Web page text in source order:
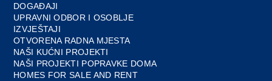
DOGAĐAJI
UPRAVNI ODBOR I OSOBLJE
IZVJEŠTAJI
OTVORENA RADNA MJESTA
NAŠI KUĆNI PROJEKTI
NAŠI PROJEKTI POPRAVKE DOMA
HOMES FOR SALE AND RENT